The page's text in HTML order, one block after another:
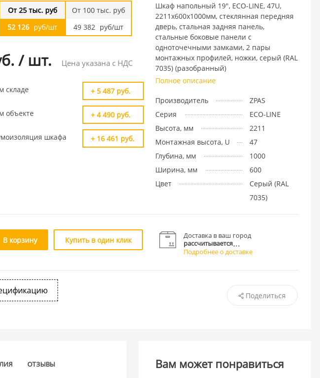
От 25 тыс. руб
52 126 руб/шт
От 100 тыс. руб
49 382 руб/шт
/ шт. Цена указана с НДС
складе + 5 487 руб.
объекте + 4 490 руб.
шкафа + 16 461 руб.
Шкаф напольный 19", ECO-LINE, 47U,
2211х600х1000мм, стеклянная передняя
дверь, стальная задняя панель,
стальные боковые панели с
одноточечными замками, 2 пары
монтажных профилей, ножки, серый (RAL
7035) (разобранный)
Полное описание
Производитель
ZPAS
Серия
ECO-LINE
Высота, мм
2211
Монтажная высота, U
47
Глубина, мм
1000
Ширина, мм
600
Цвет
Cерый (RAL
7035)
В корзину Купить в один клик
Доставка в ваш город
рассчитывается
Подробнее о доставке
Поделиться
ОТЗЫВЫ Вам может понравиться